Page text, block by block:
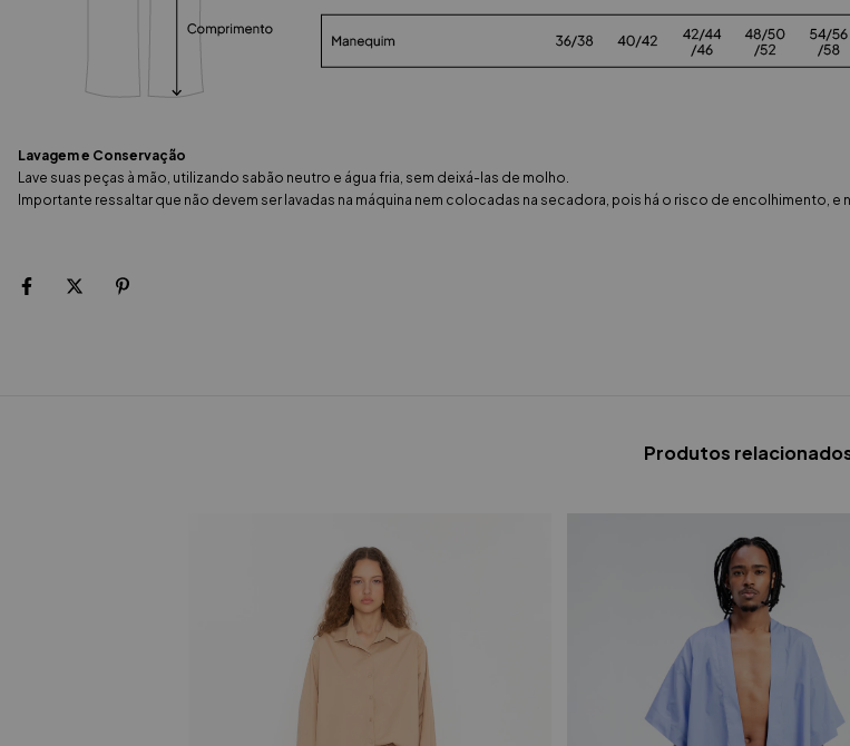
Lavagem e Conservação
Lave suas peças à mão, utilizando sabão neutro e água fria, sem deixá-las de molho.
Importante ressaltar que não devem ser lavadas na máquina nem colocadas na secadora, pois há o risco de encolhimento,
Produtos